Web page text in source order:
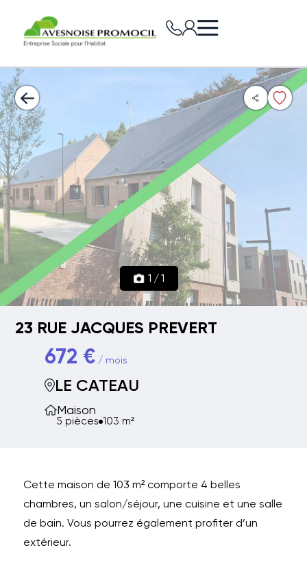
1 /1
23 RUE JACQUES PREVERT
672 €/ mois
LE CATEAU
Maison
5 pièces 103 m²
Cette maison de 103 m² comporte 4 belles
chambres, un salon/séjour, une cuisine et une salle
de bain. Vous pourrez également profiter d’un
extérieur.